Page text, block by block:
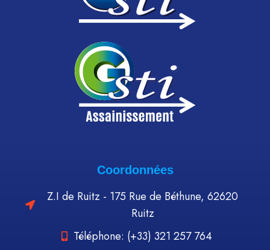
Coordonnées
Z.I de Ruitz - 175 Rue de Béthune, 62620
Ruitz
Téléphone: (+33) 321 257 764